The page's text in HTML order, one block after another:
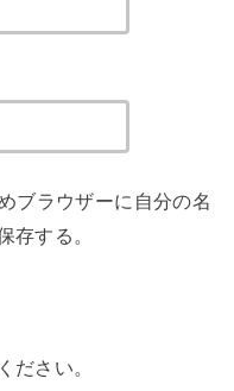
ブラウザーに自分の名
存する。
ださい。